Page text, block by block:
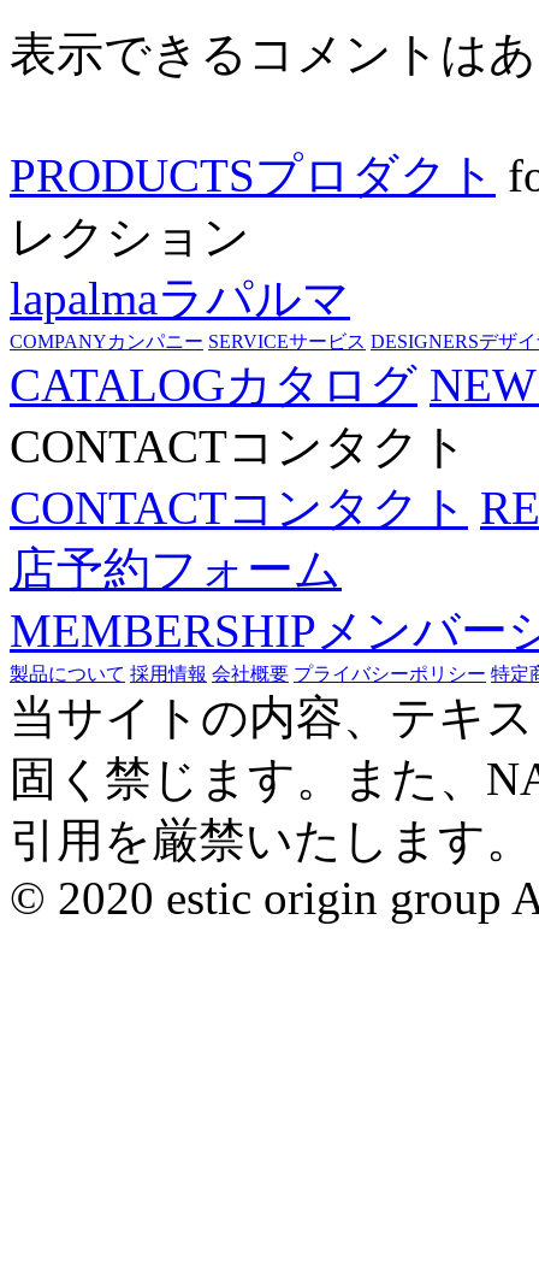
表示できるコメントは
PRODUCTSプロダクト
レクション
lapalmaラパルマ
COMPANYカンパニー SERVICEサービス DESIGNERSデザ
CATALOGカタログ
CONTACTコンタクト
CONTACTコンタクト
店予約フォーム
MEMBERSHIPメンバー
製品について 採用情報 会社概要 プライバシーポリシー 特定
当サイトの内容、テキ
固く禁じます。また、
引用を厳禁いたします。
© 2020 estic origin group